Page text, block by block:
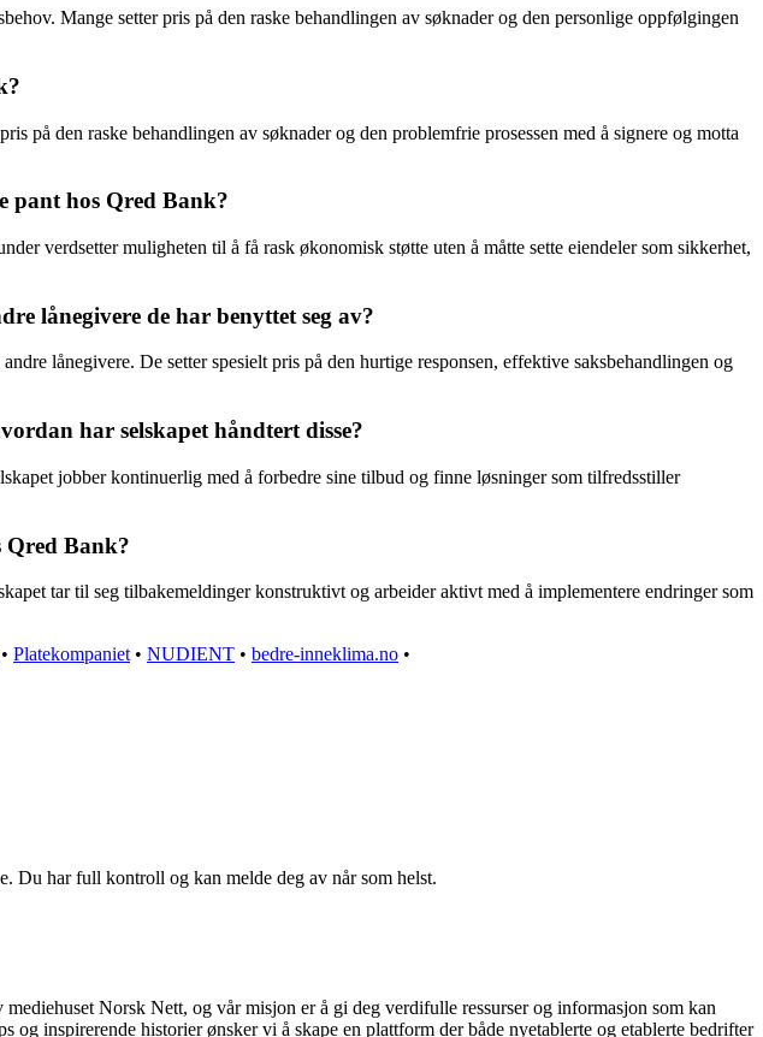
Mange setter pris på den raske behandlingen av søknader og den personlige oppfølgingen
på den raske behandlingen av søknader og den problemfrie prosessen med å signere og motta
pant hos Qred Bank?
verdsetter muligheten til å få rask økonomisk støtte uten å måtte sette eiendeler som sikkerhet,
lånegivere de har benyttet seg av?
lånegivere. De setter spesielt pris på den hurtige responsen, effektive saksbehandlingen og
har selskapet håndtert disse?
jobber kontinuerlig med å forbedre sine tilbud og finne løsninger som tilfredsstiller
Bank?
tar til seg tilbakemeldinger konstruktivt og arbeider aktivt med å implementere endringer som
• Platekompaniet • NUDIENT • bedre-inneklima.no •
Du har full kontroll og kan melde deg av når som helst.
Norsk Nett, og vår misjon er å gi deg verdifulle ressurser og informasjon som kan
inspirerende historier ønsker vi å skape en plattform der både nyetablerte og etablerte bedrifter